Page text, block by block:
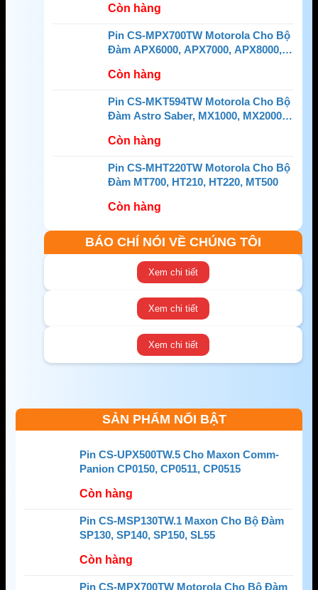
Còn hàng
Pin CS-MPX700TW Motorola Cho Bộ
Đàm APX6000, APX7000, APX8000,
Còn hàng
Pin CS-MKT594TW Motorola Cho Bộ
Đàm Astro Saber, MX1000, MX2000,
Còn hàng
Pin CS-MHT220TW Motorola Cho Bộ
Đàm MT700, HT210, HT220, MT500
Còn hàng
BÁO CHÍ NÓI VỀ CHÚNG TÔI
Xem chi tiết
Xem chi tiết
Xem chi tiết
SẢN PHẨM NỔI BẬT
Pin CS-UPX500TW.5 Cho Maxon Comm-
Panion CP0150, CP0511, CP0515
Còn hàng
Pin CS-MSP130TW.1 Maxon Cho Bộ Đàm
SP130, SP140, SP150, SL55
Còn hàng
Pin CS-MPX700TW Motorola Cho Bộ Đàm